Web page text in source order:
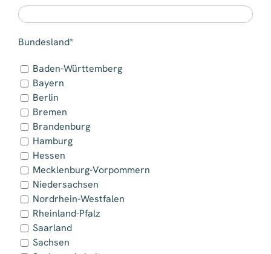
Bundesland*
Baden-Württemberg
Bayern
Berlin
Bremen
Brandenburg
Hamburg
Hessen
Mecklenburg-Vorpommern
Niedersachsen
Nordrhein-Westfalen
Rheinland-Pfalz
Saarland
Sachsen